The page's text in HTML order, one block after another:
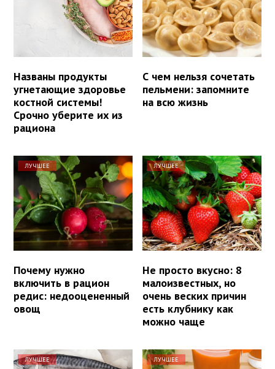
Названы продукты
угнетающие здоровье
костной системы!
Срочно уберите их из
рациона
С чем нельзя сочетать
пельмени: запомните
на всю жизнь
ЛУЧШЕЕ
Почему нужно
включить в рацион
редис: недооцененный
овощ
ЛУЧШЕЕ
Не просто вкусно: 8
малоизвестных, но
очень веских причин
есть клубнику как
можно чаще
ЛУЧШЕЕ ЛУЧШЕЕ